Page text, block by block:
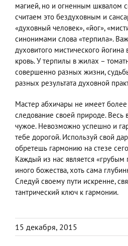
магией, но и огненным шквалом
считаем это бездуховным и
«духовный человек», «йог»,
синонимами слова «терпила».
духовитого мистического
кровь. У терпилы в жилах –
совершенно разных жизни,
разных результата духовной
Мастер абхичары не имеет
следование своей природе. Весь
чужое. Невозможно успешно и
тебе дорогой. Используй свой
обретешь гармонию на стезе
Каждый из нас является «грубым
иного божества, хоть сама
Следуй своему пути искренне,
тантрический ключ к гармонии.
15 декабря, 2015